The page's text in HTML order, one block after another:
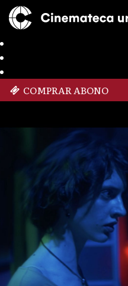
COMPRAR ABONO